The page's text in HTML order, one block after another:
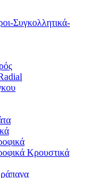
Συγκολλητικά-
Κρουστικά